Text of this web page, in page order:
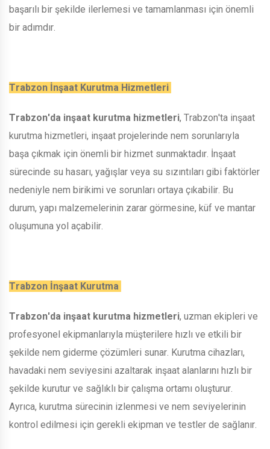
başarılı bir şekilde ilerlemesi ve tamamlanması için önemli
bir adımdır.
Trabzon İnşaat Kurutma Hizmetleri
Trabzon'da inşaat kurutma hizmetleri, Trabzon'ta inşaat
kurutma hizmetleri, inşaat projelerinde nem sorunlarıyla
başa çıkmak için önemli bir hizmet sunmaktadır. İnşaat
sürecinde su hasarı, yağışlar veya su sızıntıları gibi faktörler
nedeniyle nem birikimi ve sorunları ortaya çıkabilir. Bu
durum, yapı malzemelerinin zarar görmesine, küf ve mantar
oluşumuna yol açabilir.
Trabzon İnşaat Kurutma
Trabzon'da inşaat kurutma hizmetleri, uzman ekipleri ve
profesyonel ekipmanlarıyla müşterilere hızlı ve etkili bir
şekilde nem giderme çözümleri sunar. Kurutma cihazları,
havadaki nem seviyesini azaltarak inşaat alanlarını hızlı bir
şekilde kurutur ve sağlıklı bir çalışma ortamı oluşturur.
Ayrıca, kurutma sürecinin izlenmesi ve nem seviyelerinin
kontrol edilmesi için gerekli ekipman ve testler de sağlanır.